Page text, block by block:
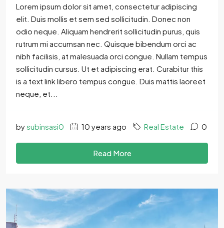
Lorem ipsum dolor sit amet, consectetur adipiscing
elit. Duis mollis et sem sed sollicitudin. Donec non
odio neque. Aliquam hendrerit sollicitudin purus, quis
rutrum mi accumsan nec. Quisque bibendum orci ac
nibh facilisis, at malesuada orci congue. Nullam tempus
sollicitudin cursus. Ut et adipiscing erat. Curabitur this
is a text link libero tempus congue. Duis mattis laoreet
neque, et...
bysubinsasi0 10 years ago Real Estate 0
Read More